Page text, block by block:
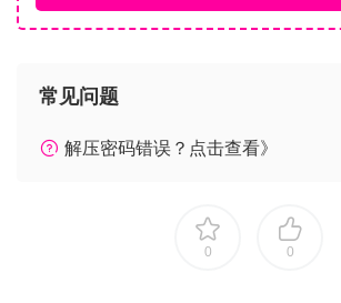
无论是在激烈的多人战斗（多达 10 对 10 的
常见问题
解压密码错误？点击查看》
0 0